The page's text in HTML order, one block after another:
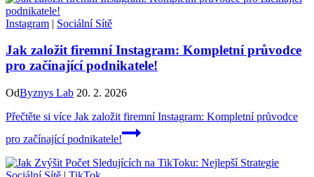
Instagram | Sociální Sítě
Jak založit firemní Instagram: Kompletní průvodce
pro začínající podnikatele!
OdByznys Lab 20. 2. 2026
Přečtěte si více Jak založit firemní Instagram: Kompletní průvodce
pro začínající podnikatele!